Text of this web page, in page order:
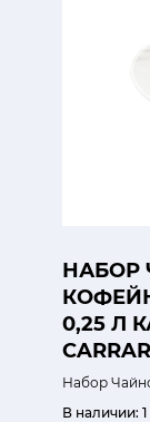
НАБОР
0,25 Л
Набор
В наличии: